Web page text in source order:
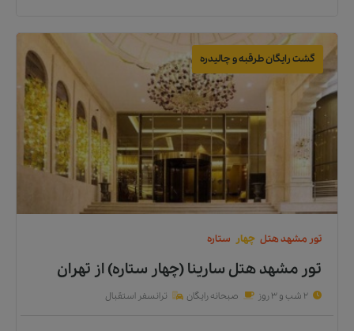
گشت رایگان طرقبه و چالیدره
تور مشهدهتل چهار ستاره
تور مشهد هتل سارینا (چهار ستاره)از تهران
2 شب و 3 روز صبحانه رایگان ترانسفر استقبال